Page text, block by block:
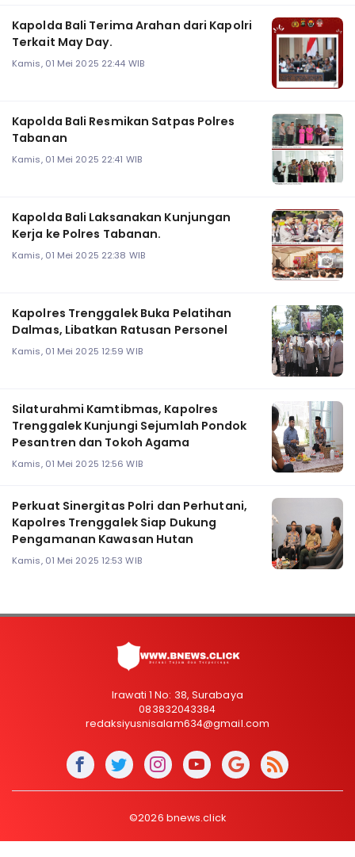
Kapolda Bali Terima Arahan dari Kapolri
Terkait May Day.
Kamis, 01 Mei 2025 22:44 WIB
Kapolda Bali Resmikan Satpas Polres
Tabanan
Kamis, 01 Mei 2025 22:41 WIB
Kapolda Bali Laksanakan Kunjungan
Kerja ke Polres Tabanan.
Kamis, 01 Mei 2025 22:38 WIB
Kapolres Trenggalek Buka Pelatihan
Dalmas, Libatkan Ratusan Personel
Kamis, 01 Mei 2025 12:59 WIB
Silaturahmi Kamtibmas, Kapolres
Trenggalek Kunjungi Sejumlah Pondok
Pesantren dan Tokoh Agama
Kamis, 01 Mei 2025 12:56 WIB
Perkuat Sinergitas Polri dan Perhutani,
Kapolres Trenggalek Siap Dukung
Pengamanan Kawasan Hutan
Kamis, 01 Mei 2025 12:53 WIB
Irawati 1 No: 38, Surabaya
083832043384
redaksiyusnisalam634@gmail.com
©2026 bnews.click